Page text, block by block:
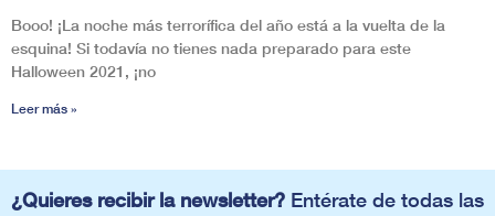
Booo! ¡La noche más terrorífica del año está a la vuelta de la
esquina! Si todavía no tienes nada preparado para este
Halloween 2021, ¡no
Leer más »
¿Quieres recibir la newsletter? Entérate de todas las